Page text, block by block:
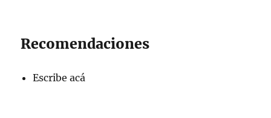
Recomendaciones
Escribe acá